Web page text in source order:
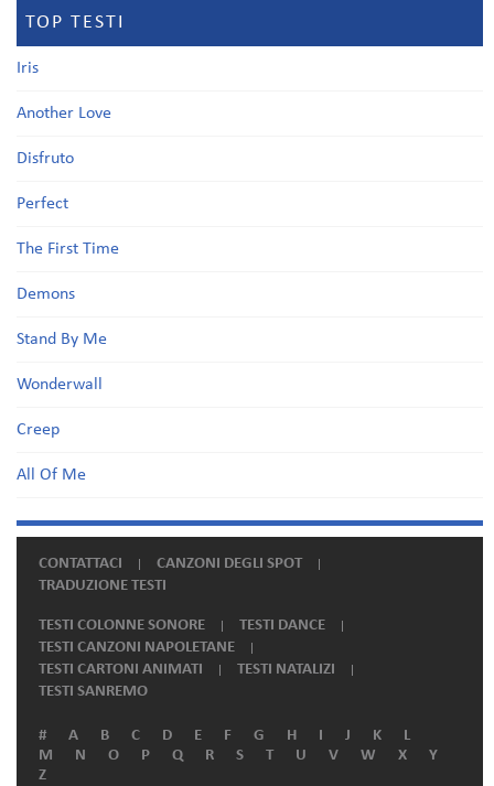
TOP TESTI
Iris
Another Love
Disfruto
Perfect
The First Time
Demons
Stand By Me
Wonderwall
Creep
All Of Me
CONTATTACI
CANZONI DEGLI SPOT
TRADUZIONE TESTI
TESTI COLONNE SONORE
TESTI DANCE
TESTI CANZONI NAPOLETANE
TESTI CARTONI ANIMATI
TESTI NATALIZI
TESTI SANREMO
# A B C D E F G H I J K
L
M
N O P Q R S T U V W X
Y
Z